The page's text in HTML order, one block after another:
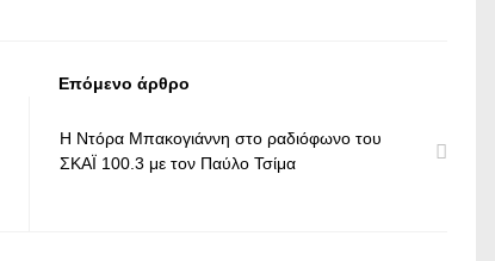
Επόμενο άρθρο
Η Ντόρα Μπακογιάννη στο ραδιόφωνο του
ΣΚΑΪ 100.3 με τον Παύλο Τσίμα